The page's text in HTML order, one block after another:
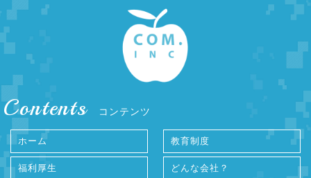
Contents コンテンツ
ホーム 教育制度
福利厚生 どんな会社？